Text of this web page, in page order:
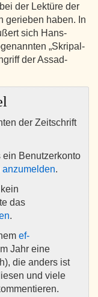
der Lektüre der
gerieben haben. In
sich Hans-
„Skripal-
der Assad-
der Zeitschrift
Benutzerkonto
anzumelden.
das
.
ef-
Jahr eine
die anders ist
und viele